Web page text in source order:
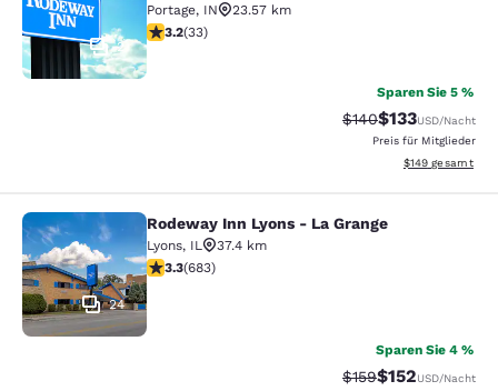
2
Portage, IN
23.57 km
3.18-Sterne-Bewertung. Gut. 33 Bewertungen
3.2(33)
Sparen Sie 5 %
Durchgestrichener
$140Vergünstigter
$133USD/Nacht
Preis für Mitglieder
Geschätzte
$149 gesamt
Rodeway Inn Lyons - La Grange
24
Rodeway Inn Lyons - La Grange
Lyons, IL
37.4 km
3.33-Sterne-Bewertung. Gut. 683 Bewertungen
3.3(683)
Sparen Sie 4 %
Durchgestrichener
$159Vergünstigter
$152USD/Nacht